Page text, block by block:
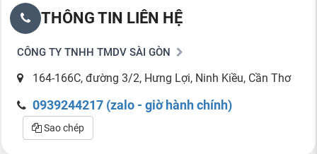
THÔNG TIN LIÊN HỆ
CÔNG TY TNHH TMDV SÀI GÒN
164-166C, đường 3/2, Hưng Lợi, Ninh Kiều, Cần Thơ
0939244217 (zalo - giờ hành chính)
Sao chép